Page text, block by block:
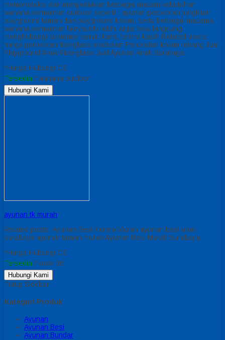
memproduksi dan menyediakan berbagai macam kebutuhan
wahana permainan outdoor seperti : ayunan perosotan jungkitan
playground taman dan playground kolam, serta berbagai macama
wahana permainan lainya.info lebih lanjut bisa langsung
menghubungi customer servic kami, terima kasih Related posts:
harga perosotan fiberglass produsen Perosotan kolam renang Jual
Playground Anak Fiberglass Jual Ayunan Anak Surabaya
*Harga Hubungi CS
Tersedia / wahana outdoor
Hubungi Kami
ayunan tk murah
Related posts: Ayunan Besi Kereta Murah ayunan besi anak
surabaya ayunan taman murah Ayunan Besi Murah Surabaya
*Harga Hubungi CS
Tersedia / kode 36
Hubungi Kami
Tutup Sidebar
Kategori Produk
Ayunan
Ayunan Besi
Ayunan Bundar